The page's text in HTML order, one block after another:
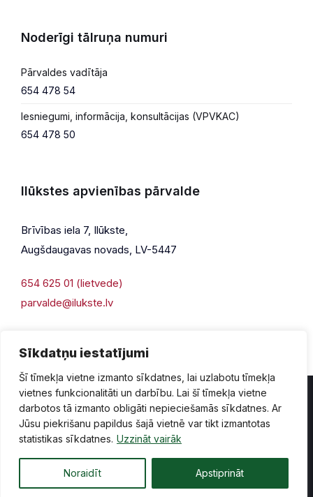
Sīkdatņu iestatījumi
Šī tīmekļa vietne izmanto sīkdatnes, lai uzlabotu tīmekļa
vietnes funkcionalitāti un darbību. Lai šī tīmekļa vietne
darbotos tā izmanto obligāti nepieciešamās sīkdatnes. Ar
Jūsu piekrišanu papildus šajā vietnē var tikt izmantotas
statistikas sīkdatnes. Uzzināt vairāk
Noraidīt Apstiprināt
Noderīgi tālruņa numuri
Pārvaldes vadītāja
654 478 54
Iesniegumi, informācija, konsultācijas (VPVKAC)
654 478 50
Ilūkstes apvienības pārvalde
Brīvības iela 7, Ilūkste,
Augšdaugavas novads, LV-5447
654 625 01 (lietvede)
parvalde@ilukste.lv
Privātuma politika Piekļūstamība
Lapas karte
© 2026 Ilūkste, publicētā satura visas tiesības aizsargātas.